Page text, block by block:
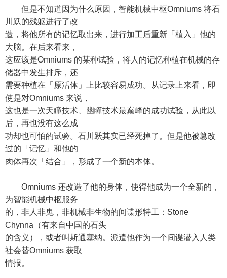
但是不知道因为什么原因，智能机械中枢Omniums 将石
川跃的残躯进行了改
造，将他所有的记忆取出来，进行加工后重新「植入」他的
大脑。在后来看来，
这应该是Omniums 的某种试验，将人的记忆种植在机械的存
储器中发生排斥，还
需要种植在「原活体」上比较容易成功。从记录上来看，即
使是对Omniums 来说，
这也是一次天瞳技术、幽瞳技术最巅峰的成功试验，从此以
后，再也没有这么成
功却也可怕的试验。石川跃其实已经死掉了。但是他被篡改
过的「记忆」和他的
肉体再次「结合」，形成了一个新的本体。
Omniums 还改造了他的身体，使得他成为一个全新的，
为智能机械中枢服务
的，非人非鬼，非机械非生物的间谍形特工：Stone
Chynna（有来自中国的石头
的含义），或者叫斯通塞纳。派遣他作为一个间谍潜入人类
社会替Omniums 获取
情报。